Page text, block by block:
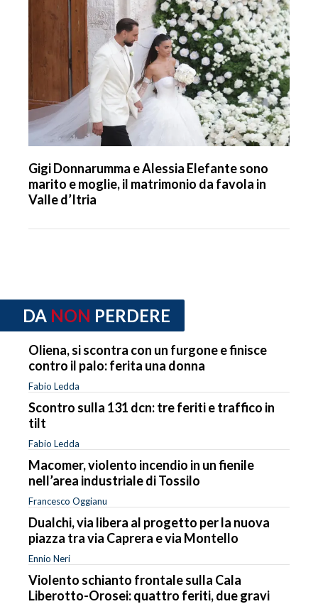
Gigi Donnarumma e Alessia Elefante sono
marito e moglie, il matrimonio da favola in
Valle d’Itria
DA NON PERDERE
Oliena, si scontra con un furgone e finisce
contro il palo: ferita una donna
Fabio Ledda
Scontro sulla 131 dcn: tre feriti e traffico in
tilt
Fabio Ledda
Macomer, violento incendio in un fienile
nell’area industriale di Tossilo
Francesco Oggianu
Dualchi, via libera al progetto per la nuova
piazza tra via Caprera e via Montello
Ennio Neri
Violento schianto frontale sulla Cala
Liberotto-Orosei: quattro feriti, due gravi